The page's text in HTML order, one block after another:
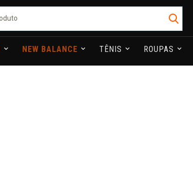
NEW BALANCE TÊNIS ROUPAS